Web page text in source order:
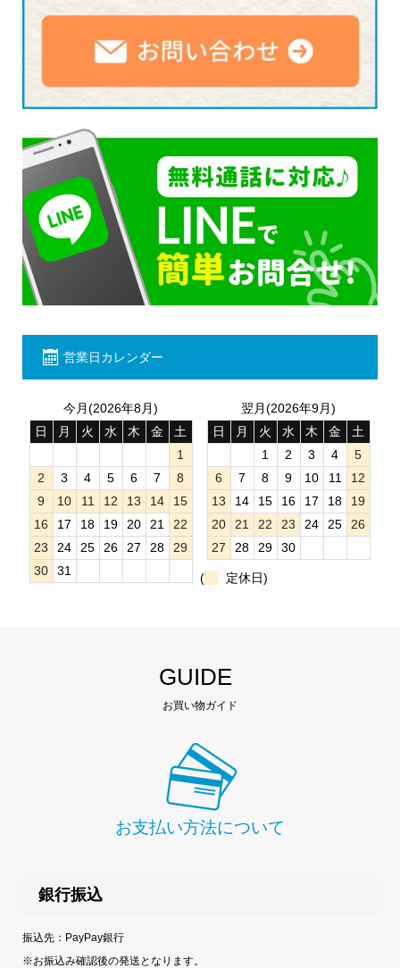
営業日カレンダー
今月(2026年8月)
日
月 火 水 木 金
土
1
2
3 4 5 6 7
8
9
10 11 12 13 14
15
16
17 18 19 20 21
22
23
24 25 26 27 28
29
30
31
翌月(2026年9月)
日
月 火 水 木 金
土
1
2 3 4
5
6
7 8 9 10 11
12
13
14 15 16 17 18
19
20
21 22 23 24 25
26
27
28 29 30
( 定休日)
GUIDE
お買い物ガイド
お支払い方法について
銀行振込
振込先：PayPay銀行
※お振込み確認後の発送となります。